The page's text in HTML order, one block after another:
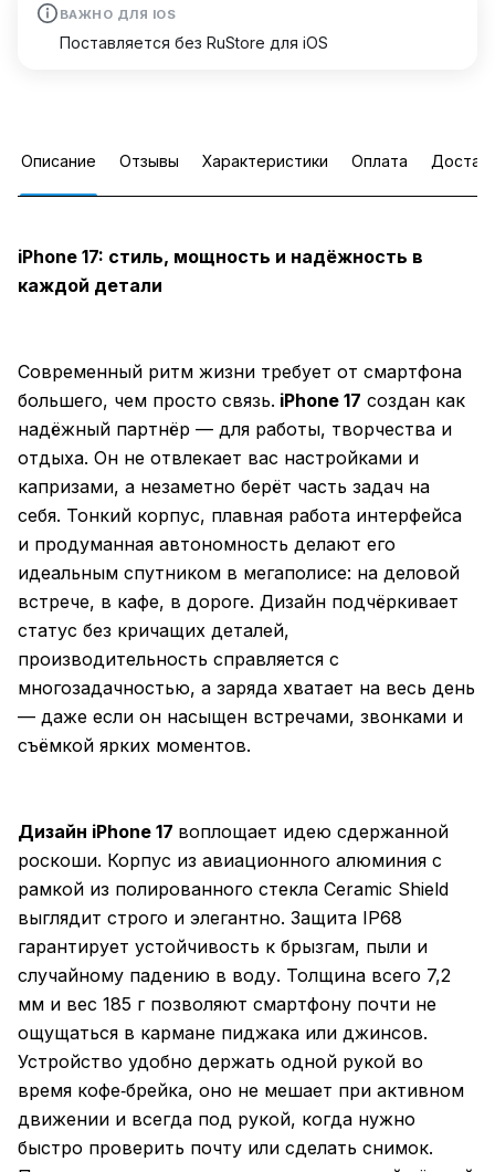
ВАЖНО ДЛЯ IOS
Поставляется без RuStore для iOS
Описание Отзывы Характеристики Оплата
iPhone 17: стиль, мощность и надёжность в
каждой детали
Современный ритм жизни требует от смартфона
большего, чем просто связь. iPhone 17 создан как
надёжный партнёр — для работы, творчества и
отдыха. Он не отвлекает вас настройками и
капризами, а незаметно берёт часть задач на
себя. Тонкий корпус, плавная работа интерфейса
и продуманная автономность делают его
идеальным спутником в мегаполисе: на деловой
встрече, в кафе, в дороге. Дизайн подчёркивает
статус без кричащих деталей,
производительность справляется с
многозадачностью, а заряда хватает на весь день
— даже если он насыщен встречами, звонками и
съёмкой ярких моментов.
Дизайн iPhone 17 воплощает идею сдержанной
роскоши. Корпус из авиационного алюминия с
рамкой из полированного стекла Ceramic Shield
выглядит строго и элегантно. Защита IP68
гарантирует устойчивость к брызгам, пыли и
случайному падению в воду. Толщина всего 7,2
мм и вес 185 г позволяют смартфону почти не
ощущаться в кармане пиджака или джинсов.
Устройство удобно держать одной рукой во
время кофе‑брейка, оно не мешает при активном
движении и всегда под рукой, когда нужно
быстро проверить почту или сделать снимок.